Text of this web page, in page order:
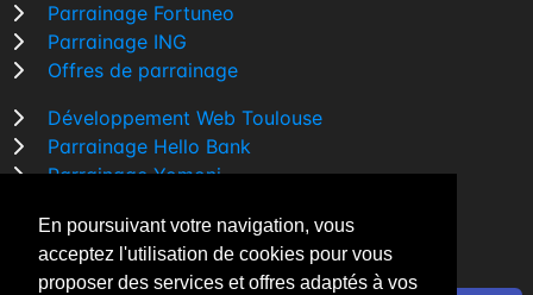
En poursuivant votre navigation, vous
acceptez l'utilisation de cookies pour vous
proposer des services et offres adaptés à vos
Parrainage Fortuneo
Parrainage ING
Offres de parrainage
Développement Web Toulouse
Parrainage Hello Bank
Parrainage Yomoni
Comparatif banque